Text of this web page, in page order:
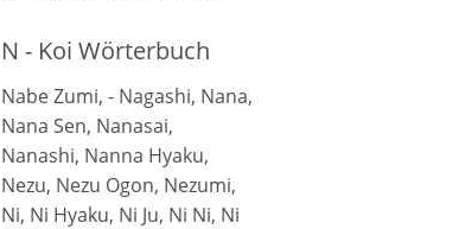
N - Koi Wörterbuch
Nabe Zumi, - Nagashi, Nana,
Nana Sen, Nanasai,
Nanashi, Nanna Hyaku,
Nezu, Nezu Ogon, Nezumi,
Ni, Ni Hyaku, Ni Ju, Ni Ni, Ni